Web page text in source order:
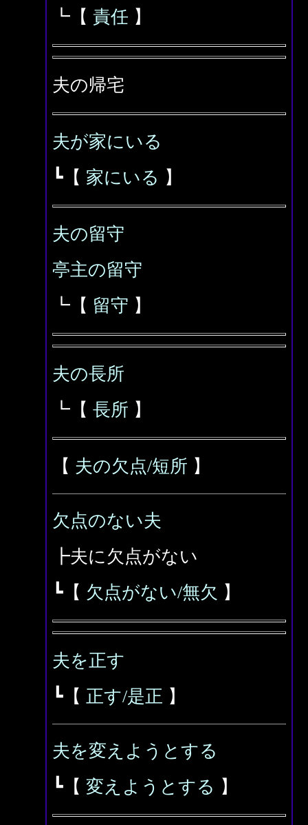
┗【 責任 】
夫の帰宅
夫が家にいる
┗【 家にいる 】
夫の留守
亭主の留守
┗【 留守 】
夫の長所
┗【 長所 】
【 夫の欠点/短所 】
欠点のない夫
┣夫に欠点がない
┗【 欠点がない/無欠 】
夫を正す
┗【 正す/是正 】
夫を変えようとする
┗【 変えようとする 】